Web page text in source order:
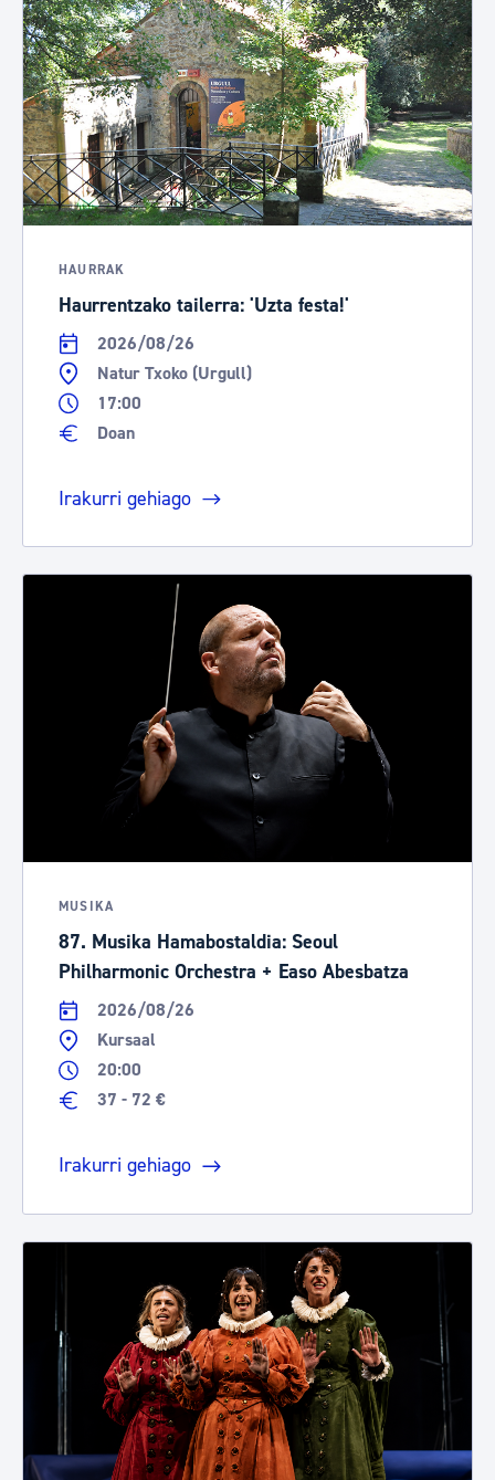
HAURRAK
Haurrentzako tailerra: 'Uzta festa!'
2026/08/26
Natur Txoko (Urgull)
17:00
Doan
Irakurri gehiago
MUSIKA
87. Musika Hamabostaldia: Seoul
Philharmonic Orchestra + Easo Abesbatza
2026/08/26
Kursaal
20:00
37 - 72 €
Irakurri gehiago